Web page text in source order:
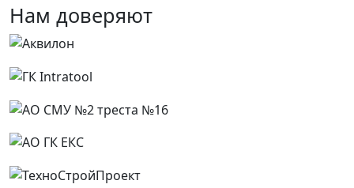
Нам доверяют